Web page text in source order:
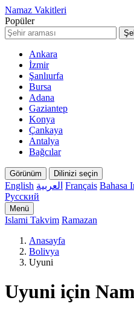
Namaz Vakitleri
Popüler
Ankara
İzmir
Şanlıurfa
Bursa
Adana
Gaziantep
Konya
Çankaya
Antalya
Bağcılar
Görünüm Dilinizi seçin
English العربية Français Bahasa
Русский
Menü
Islami Takvim Ramazan
Anasayfa
Bolivya
Uyuni
Uyuni için